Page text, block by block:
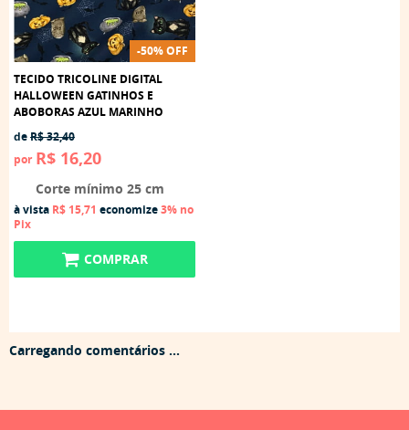
-50% OFF
TECIDO TRICOLINE DIGITAL
HALLOWEEN GATINHOS E
ABOBORAS AZUL MARINHO
deR$ 32,40
por R$ 16,20
Corte mínimo 25 cm
à vista R$ 15,71 economize3% no
Pix
COMPRAR
Carregando comentários ...